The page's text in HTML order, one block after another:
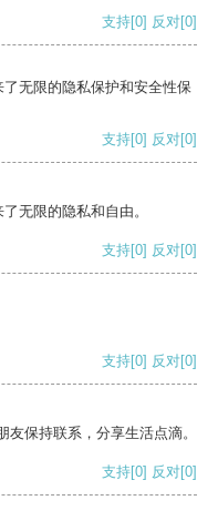
支持[0] 反对[0]
无限的隐私保护和安全性保
支持[0] 反对[0]
无限的隐私和自由。
支持[0] 反对[0]
支持[0] 反对[0]
保持联系，分享生活点滴。
支持[0] 反对[0]